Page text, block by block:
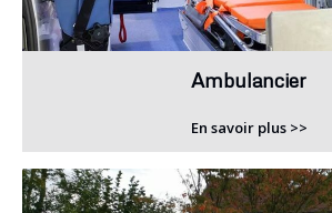
Ambulancier
En savoir plus >>